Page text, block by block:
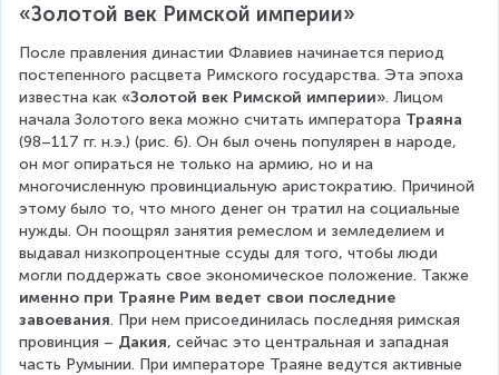
«Золотой век Римской империи»
После правления династии Флавиев начинается период
постепенного расцвета Римского государства. Эта эпоха
известна как «Золотой век Римской империи». Лицом
начала Золотого века можно считать императора Траяна
(98–117 гг. н.э.) (рис. 6). Он был очень популярен в народе,
он мог опираться не только на армию, но и на
многочисленную провинциальную аристократию. Причиной
этому было то, что много денег он тратил на социальные
нужды. Он поощрял занятия ремеслом и земледелием и
выдавал низкопроцентные ссуды для того, чтобы люди
могли поддержать свое экономическое положение. Также
именно при Траяне Рим ведет свои последние
завоевания. При нем присоединилась последняя римская
провинция – Дакия, сейчас это центральная и западная
часть Румынии. При императоре Траяне ведутся активные